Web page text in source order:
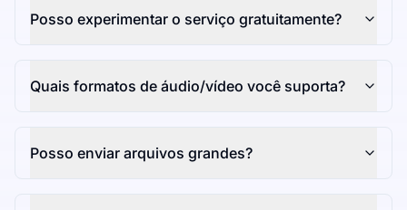
Posso experimentar o serviço gratuitamente?
Quais formatos de áudio/vídeo você suporta?
Posso enviar arquivos grandes?